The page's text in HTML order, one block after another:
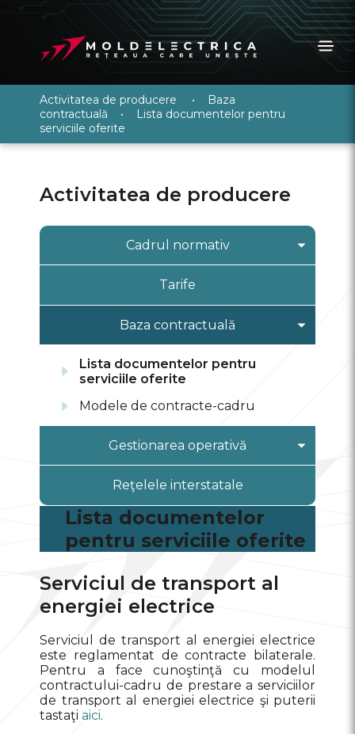
Activitatea de producere •
Baza
contractuală •
Lista documentelor pentru
serviciile oferite
Activitatea de producere
Cadrul normativ
Legislaţia, hotărîri, acte normative
Regulamente şi norme
Tarife
Baza contractuală
Lista documentelor pentru
serviciile oferite
Modele de contracte-cadru
Gestionarea operativă
Raport operativ
Informații operative și tehnice
Starea sistemului energetic
Reţelele interstatale
Lista documentelor
pentru serviciile oferite
Serviciul de transport al
energiei electrice
Serviciul de transport al energiei electrice
este reglamentat de contracte bilaterale.
Pentru a face cunoştinţă cu modelul
contractului-cadru de prestare a serviciilor
de transport al energiei electrice şi puterii
tastaţi aici.